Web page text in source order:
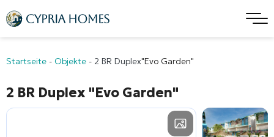
Startseite - Objekte - 2 BR Duplex"Evo Garden"
2 BR Duplex "Evo Garden"